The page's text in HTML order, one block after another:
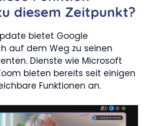
diesem Zeitpunkt?
bietet Google
auf dem Weg zu seinen
Dienste wie Microsoft
bieten bereits seit einigen
Funktionen an.